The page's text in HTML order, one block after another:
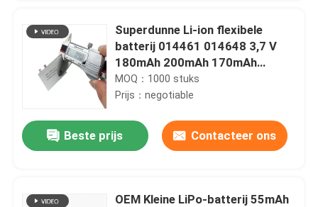
Superdunne Li-ion flexibele
batterij 014461 014648 3,7 V
180mAh 200mAh 170mAh
Ultradunne 3,7v polymerbatterij
MOQ：1000 stuks
Prijs：negotiable
Beste prijs Contacteer ons
OEM Kleine LiPo-batterij 55mAh